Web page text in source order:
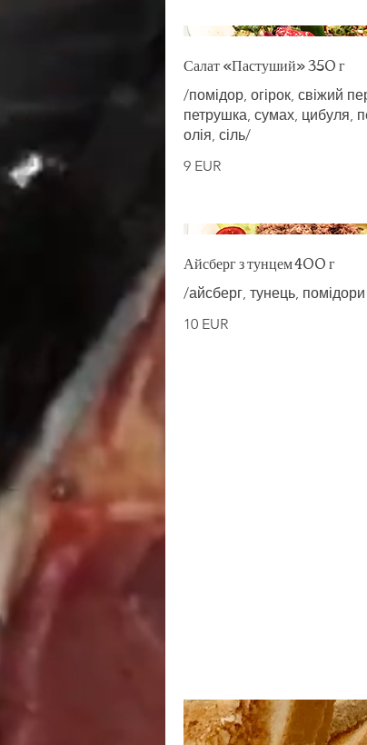
Салат «Пастуший» 350 г
/помідор, огірок, свіжий
петрушка, сумах, цибуля,
олія, сіль/
9 EUR
Айсберг з тунцем 400 г
/айсберг, тунець, помідори
10 EUR